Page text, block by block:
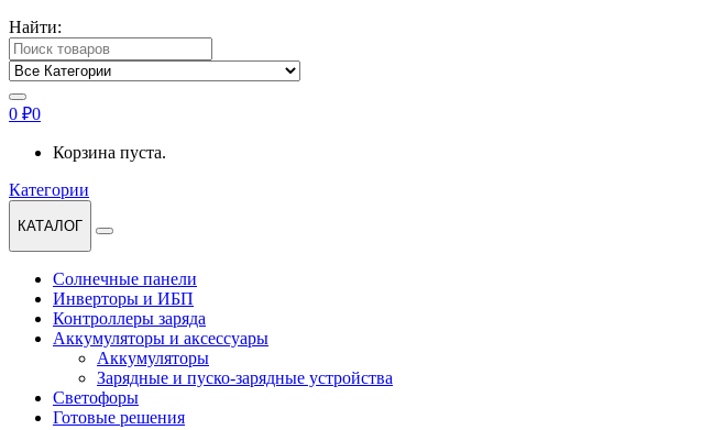
Найти:
0 ₽0
Корзина пуста.
Категории
КАТАЛОГ
Солнечные панели
Инверторы и ИБП
Контроллеры заряда
Аккумуляторы и аксессуары
Аккумуляторы
Зарядные и пуско-зарядные устройства
Светофоры
Готовые решения